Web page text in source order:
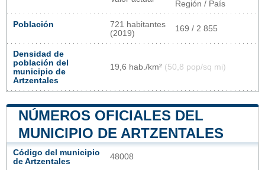
Región / País
Población
721 habitantes
(2019)
169 / 2 855
Densidad de
población del
municipio de
Artzentales
19,6 hab./km² (50,8 pop/sq mi)
NÚMEROS OFICIALES DEL
MUNICIPIO DE ARTZENTALES
Código del municipio
de Artzentales
48008